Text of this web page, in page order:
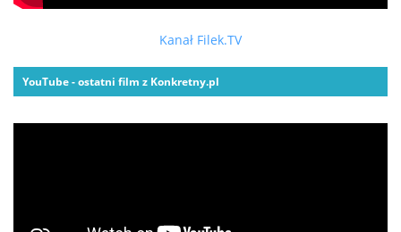
Kanał Filek.TV
YouTube - ostatni film z Konkretny.pl